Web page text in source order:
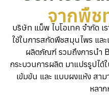
จากพืช
บริษัท แม็พ ไบโอเทค จำกัด เ
ใช้ในการสกัดพืชสมุนไพร และ
ผลิตภัณฑ์ รวมถึงการนำ
กระบวนการผลิต มาแปรรูปได้
เข้มข้น และ แบบผงแห้ง สา
หลา